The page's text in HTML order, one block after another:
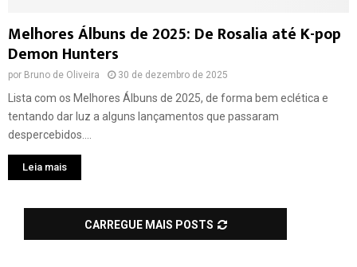
Melhores Álbuns de 2025: De Rosalia até K-pop
Demon Hunters
por Bruno de Oliveira 30 de dezembro de 2025
Lista com os Melhores Álbuns de 2025, de forma bem eclética e
tentando dar luz a alguns lançamentos que passaram
despercebidos....
Leia mais
CARREGUE MAIS POSTS